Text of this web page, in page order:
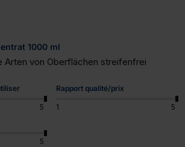
1000 ml
Arten von Oberflächen streifenfrei
5
Rapport qualité/prix
1
5
5